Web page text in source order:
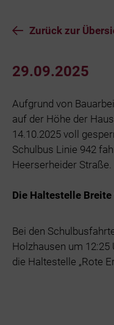
Zurück zur
29.09.2025
Aufgrund von
auf der Höhe der
14.10.2025 voll
Schulbus Linie 942
Heerserheider Straße.
Die Haltestelle
Bei den
Holzhausen um 12:25
die Haltestelle „Rote